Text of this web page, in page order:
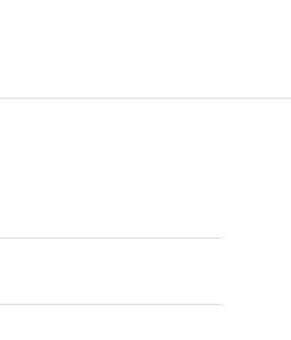
Résistance à film épais